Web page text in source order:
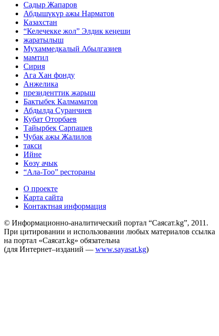
Садыр Жапаров
Абдышүкүр ажы Нарматов
Казахстан
“Келечекке жол” Элдик кеңеши
жаратылыш
Мухаммедкалый Абылгазиев
мамтил
​​​​​​​Сирия
Ага Хан фонду
Анжелика
президенттик жарыш
Бактыбек Калмаматов
Абдылда Суранчиев
Кубат Оторбаев
Тайырбек Сарпашев
Чубак ажы Жалилов
такси
Ийне
Көзү ачык
“Ала-Тоо” рестораны
О проекте
Карта сайта
Контактная информация
© Информационно-аналитический портал “Саясат.kg”, 2011.
При цитировании и использовании любых материалов ссылка
на портал «Саясат.kg» обязательна
(для Интернет–изданий — www.sayasat.kg)